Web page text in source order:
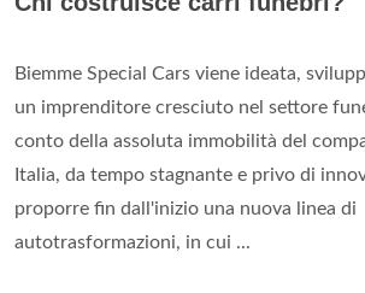
Biemme Special Cars viene ideata,
un imprenditore cresciuto nel settore
conto della assoluta immobilità del
Italia, da tempo stagnante e privo di
proporre fin dall'inizio una nuova linea di
autotrasformazioni, in cui ...